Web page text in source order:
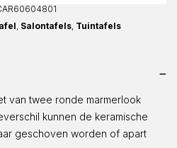
Salontafels Tuintafels
van twee ronde marmerlook
kunnen de keramische
geschoven worden of apart